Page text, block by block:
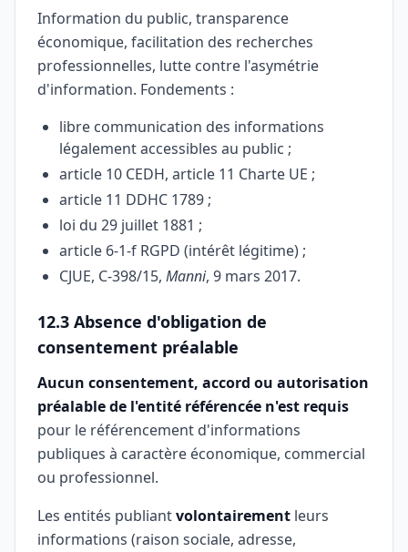
Information du public, transparence
économique, facilitation des recherches
professionnelles, lutte contre l'asymétrie
d'information. Fondements :
libre communication des informations
légalement accessibles au public ;
article 10 CEDH, article 11 Charte UE ;
article 11 DDHC 1789 ;
loi du 29 juillet 1881 ;
article 6-1-f RGPD (intérêt légitime) ;
CJUE, C-398/15, Manni, 9 mars 2017.
12.3 Absence d'obligation de
consentement préalable
Aucun consentement, accord ou autorisation
préalable de l'entité référencée n'est requis
pour le référencement d'informations
publiques à caractère économique, commercial
ou professionnel.
Les entités publiantvolontairement leurs
informations (raison sociale, adresse,